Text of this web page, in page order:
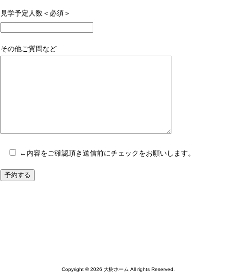
見学予定人数＜必須＞
その他ご質問など
←内容をご確認頂き送信前にチェックをお願いします。
Copyright © 2026 大樹ホーム All rights Reserved.